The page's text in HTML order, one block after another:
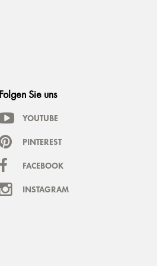
Folgen Sie uns
YOUTUBE
PINTEREST
FACEBOOK
INSTAGRAM